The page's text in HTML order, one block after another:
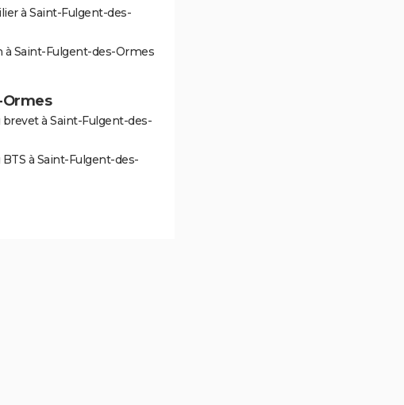
à Saint-Fulgent-des-
à Saint-Fulgent-des-Ormes
brevet à Saint-Fulgent-des-
à Saint-Fulgent-des-